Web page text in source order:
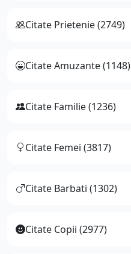
Citate Prietenie (2749)
Citate Amuzante (1148)
Citate Familie (1236)
Citate Femei (3817)
Citate Barbati (1302)
Citate Copii (2977)